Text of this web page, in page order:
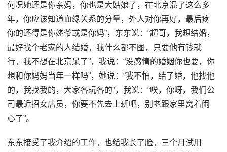
何况她还是你亲妈，你也是大姑娘了，在北京混了这么多
年，你应该知道血缘关系的分量，外人对你再好，最后疼
你的还得是你姥爷或是你妈”，东东说：“超哥，我想结婚，
最好找个老家的人结婚，我什么都不图，只要他有钱就
行，我不想在北京呆了”，我说：“没感情的婚姻你也要，你
想和你妈妈当年一样吗”，她说：“我不怕，结了婚，他找他
的，我找我的，大家各玩各的”，我说：“唉，你呀，我们公
司最近招女店员，你要不先去上班吧，别老跟家里窝着闹
心了”。
东东接受了我介绍的工作，也给我长了脸，三个月试用